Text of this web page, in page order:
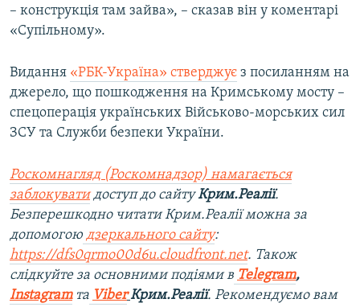
– конструкція там зайва», – сказав він у коментарі
«Супільному».
Видання «РБК-Україна» стверджує з посиланням на
джерело, що пошкодження на Кримському мосту –
спецоперація українських Військово-морських сил
ЗСУ та Служби безпеки України.
Роскомнагляд (Роскомнадзор) намагається
заблокуватидоступ до сайтуКрим.Реалії.
Безперешкодно читати Крим.Реалії можна за
допомогою дзеркального сайту:
https://dfs0qrmo00d6u.cloudfront.net. Також
слідкуйте за основними подіями в Telegram,
Instagramта Viber Крим.Реалії. Рекомендуємо вам